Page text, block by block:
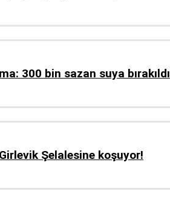
300 bin sazan suya bırakıldı
Şelalesine koşuyor!